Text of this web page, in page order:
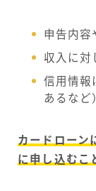
申告内容
収入に対
信用情報
あるなど
カードローン
に申し込むこ